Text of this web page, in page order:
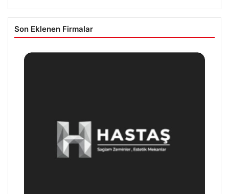
Son Eklenen Firmalar